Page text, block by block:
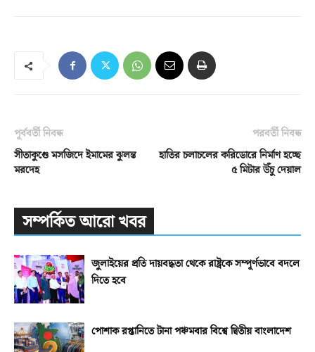
পূর্ববর্তী নিবন্ধ
সীতাকুণ্ডে মসজিদে ইমামের ঝুলন্ত
মরদেহ
পরবর্তী নিবন্ধ
হাতির চলাচলের করিডোরে নির্মাণ হচ্ছে
৫ মিটার উঁচু দেয়াল
সম্পর্কিত আরো খবর
জুলাইয়ের প্রতি দায়বদ্ধতা থেকে রাষ্ট্রকে সম্পূর্ণভাবে বদলে
দিতে হবে
পোশাক রপ্তানিতে টানা পঞ্চমবার বিশ্বে দ্বিতীয় বাংলাদেশ